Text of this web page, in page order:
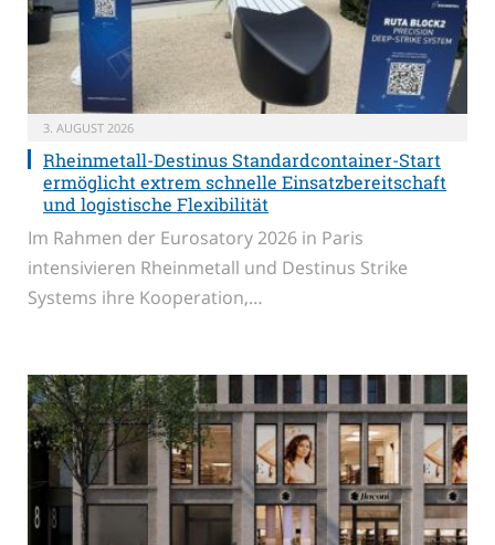
3. AUGUST 2026
Rheinmetall-Destinus Standardcontainer-Start
ermöglicht extrem schnelle Einsatzbereitschaft
und logistische Flexibilität
Im Rahmen der Eurosatory 2026 in Paris
intensivieren Rheinmetall und Destinus Strike
Systems ihre Kooperation,…